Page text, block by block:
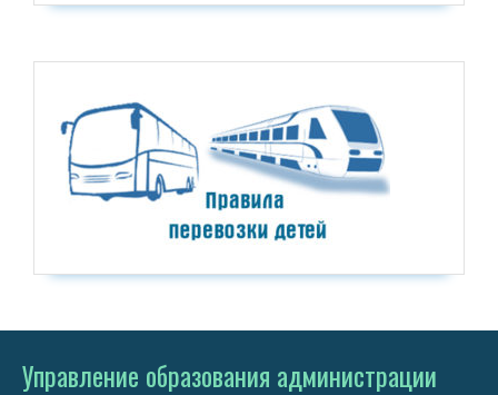
Управление образования администрации